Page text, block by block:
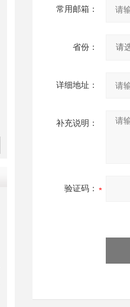
常用邮箱：
省份：
详细地址：
补充说明：
验证码：